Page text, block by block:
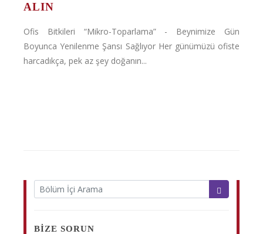
ALIN
Ofis Bitkileri “Mikro-Toparlama” - Beynimize Gün
Boyunca Yenilenme Şansı Sağlıyor Her günümüzü ofiste
harcadıkça, pek az şey doğanın...
BIZE SORUN